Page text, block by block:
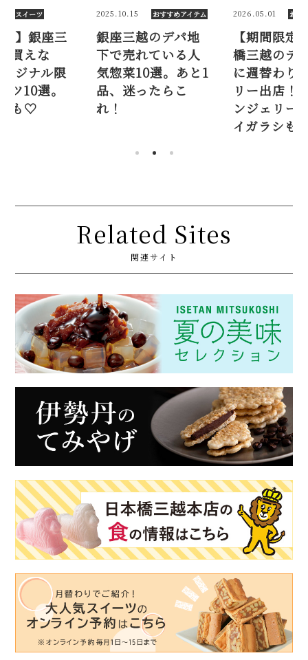
おすすめアイテム
のデパ地
ている人
選。あと1
たらこ
2026.05.01 おすすめアイテム
【期間限定】日本
橋三越のデパ地下
に週替わりベーカ
リー出店！ ブーラ
ンジェリー エス・
2025.09.08 スイ
【2025秋
越でしか買
い！ オリジ
定スイーツ
手土産にも
Related Sites
関連サイト